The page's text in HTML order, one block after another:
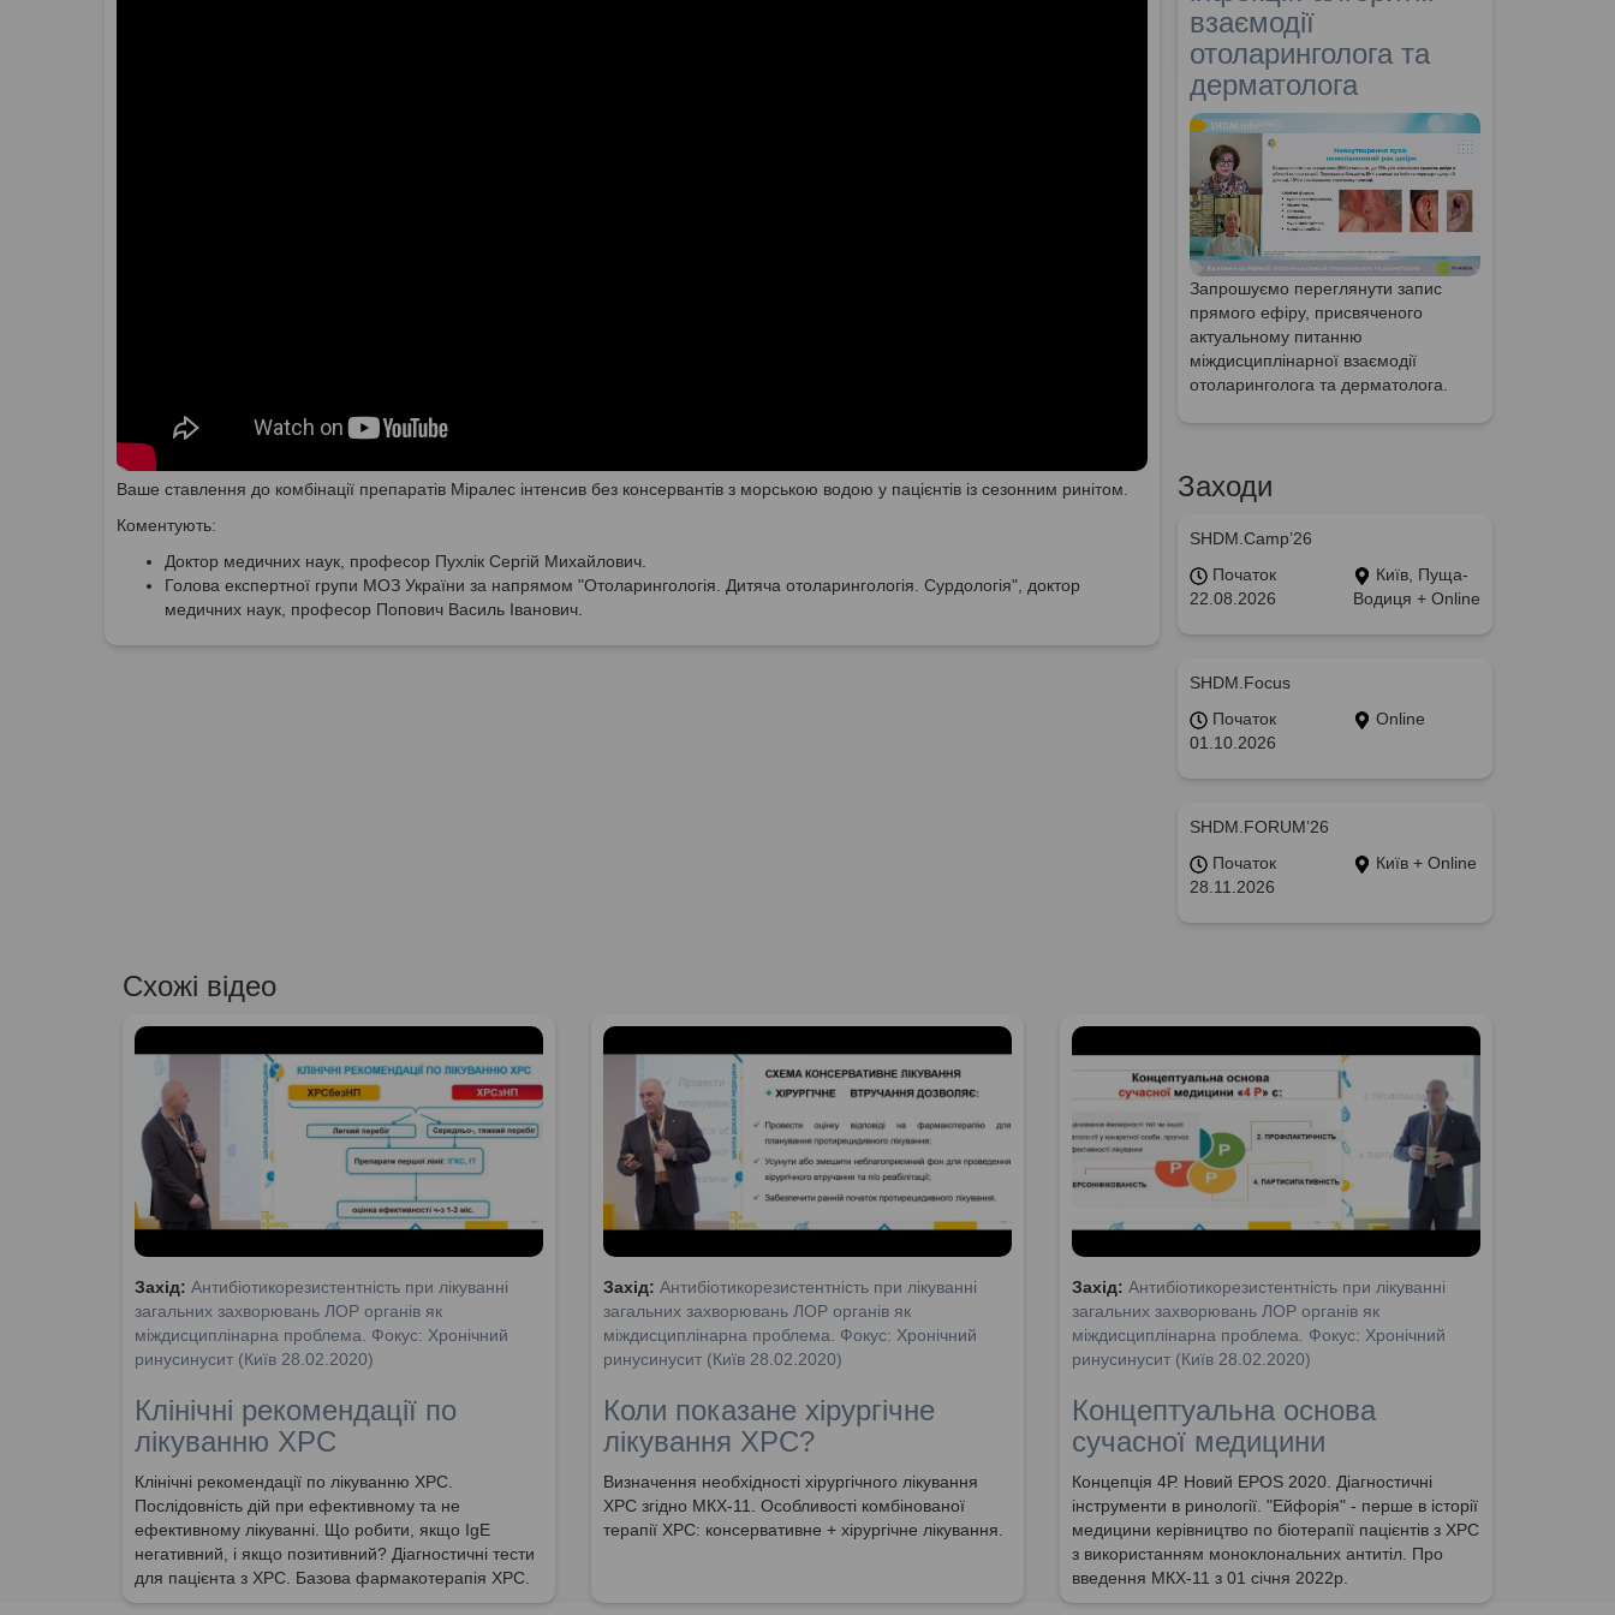
Ваше ставлення до комбінації препаратів Міралес інтенсив без консервантів з морською водою у пацієнтів із сезонним ринітом.
Коментують:
Доктор медичних наук, професор Пухлік Сергій Михайлович.
Голова експертної групи МОЗ України за напрямом "Отоларингологія. Дитяча отоларингологія. Сурдологія", доктор
медичних наук, професор Попович Василь Іванович.
взаємодії
отоларинголога та
дерматолога
Запрошуємо переглянути запис
прямого ефіру, присвяченого
актуальному питанню
міждисциплінарної взаємодії
отоларинголога та дерматолога.
Заходи
SHDM.Camp’26
Початок
22.08.2026
Київ, Пуща-
Водиця + Online
SHDM.Focus
Початок
01.10.2026
Online
SHDM.FORUM’26
Початок
28.11.2026
Київ + Online
Схожі відео
Захід: Антибіотикорезистентність при лікуванні
загальних захворювань ЛОР органів як
міждисциплінарна проблема. Фокус: Хронічний
ринусинусит (Київ 28.02.2020)
Клінічні рекомендації по
лікуванню ХРС
Клінічні рекомендації по лікуванню ХРС.
Послідовність дій при ефективному та не
ефективному лікуванні. Що робити, якщо IgE
негативний, і якщо позитивний? Діагностичні тести
для пацієнта з ХРС. Базова фармакотерапія ХРС.
Захід: Антибіотикорезистентність при лікуванні
загальних захворювань ЛОР органів як
міждисциплінарна проблема. Фокус: Хронічний
ринусинусит (Київ 28.02.2020)
Коли показане хірургічне
лікування ХРС?
Визначення необхідності хірургічного лікування
ХРС згідно МКХ-11. Особливості комбінованої
терапії ХРС: консервативне + хірургічне лікування.
Захід: Антибіотикорезистентність при лікуванні
загальних захворювань ЛОР органів як
міждисциплінарна проблема. Фокус: Хронічний
ринусинусит (Київ 28.02.2020)
Концептуальна основа
сучасної медицини
Концепція 4Р. Новий EPOS 2020. Діагностичні
інструменти в ринології. "Ейфорія" - перше в історії
медицини керівництво по біотерапії пацієнтів з ХРС
з використанням моноклональних антитіл. Про
введення МКХ-11 з 01 січня 2022р.